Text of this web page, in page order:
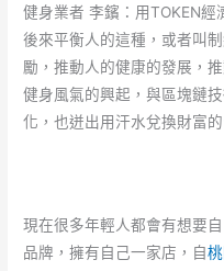
健身業者 李鑌：用TOKEN
後來平衡人的這種，或者叫
勵，推動人的健康的發展，
健身風氣的興起，與區塊鏈
化，也迸出用汗水兌換財富的
現在很多年輕人都會有想要
品牌，擁有自己一家店，自